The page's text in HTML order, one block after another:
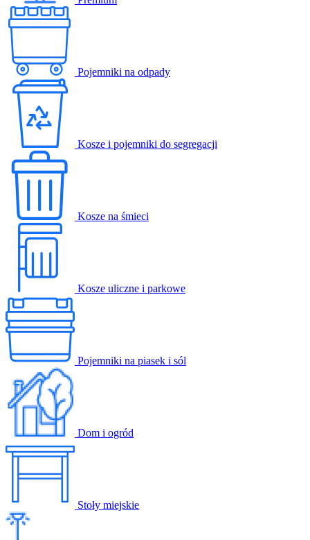
Pojemniki na odpady
Kosze i pojemniki do segregacji
Kosze na śmieci
Kosze uliczne i parkowe
Pojemniki na piasek i sól
Dom i ogród
Stoły miejskie